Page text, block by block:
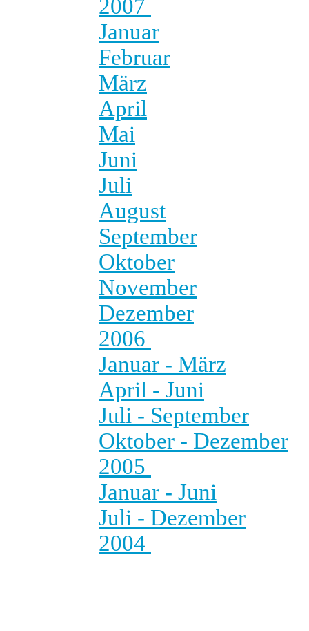
2007
Januar
Februar
März
April
Mai
Juni
Juli
August
September
Oktober
November
Dezember
2006
Januar - März
April - Juni
Juli - September
Oktober - Dezember
2005
Januar - Juni
Juli - Dezember
2004